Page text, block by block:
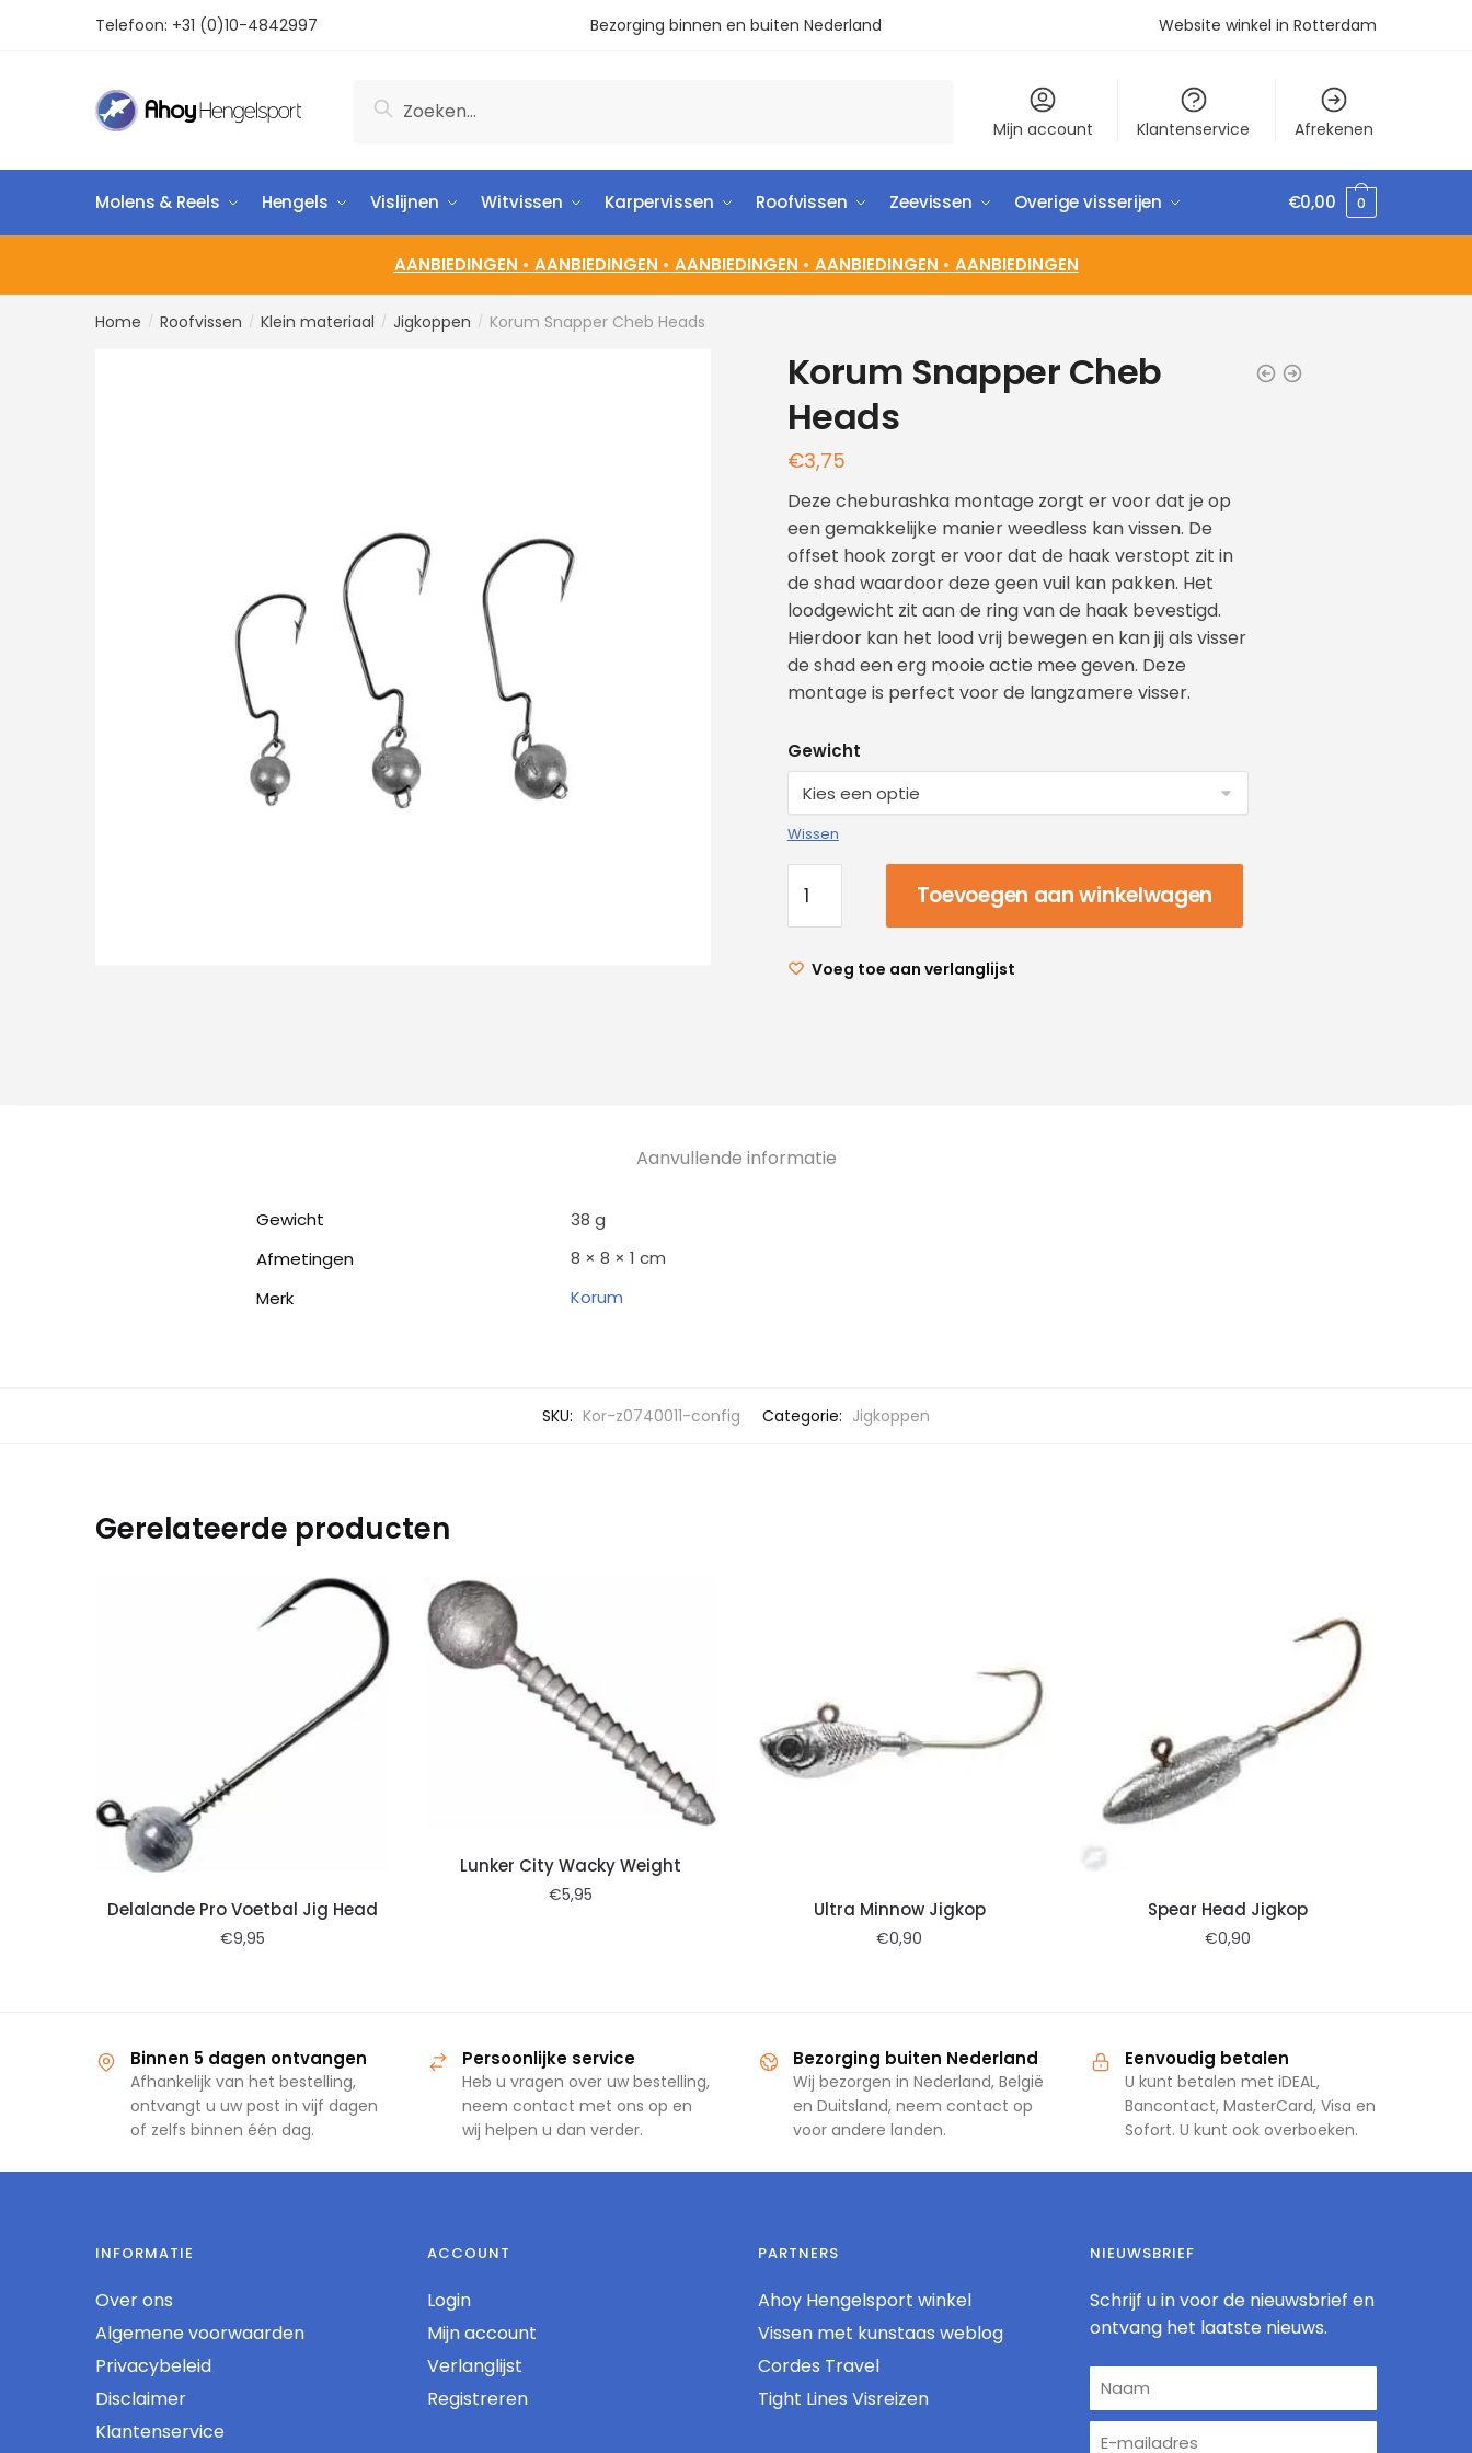
Telefoon: +31 (0)10-4842997 Bezorging binnen en buiten Nederland Website winkel in Rotterdam
Zoeken
Mijn account Klantenservice Afrekenen
Molens & Reels Hengels Vislijnen Witvissen Karpervissen Roofvissen Zeevissen Overige visserijen €0,00 0
AANBIEDINGEN • AANBIEDINGEN • AANBIEDINGEN • AANBIEDINGEN • AANBIEDINGEN
Home / Roofvissen / Klein materiaal / Jigkoppen / Korum Snapper Cheb Heads
Korum Snapper Cheb
Heads
€3,75
Deze cheburashka montage zorgt er voor dat je op
een gemakkelijke manier weedless kan vissen. De
offset hook zorgt er voor dat de haak verstopt zit in
de shad waardoor deze geen vuil kan pakken. Het
loodgewicht zit aan de ring van de haak bevestigd.
Hierdoor kan het lood vrij bewegen en kan jij als visser
de shad een erg mooie actie mee geven. Deze
montage is perfect voor de langzamere visser.
Gewicht
Wissen
Toevoegen aan winkelwagen
Voeg toe aan verlanglijst
Aanvullende informatie
Gewicht
38 g
Afmetingen
8 × 8 × 1 cm
Merk
Korum
SKU: Kor-z0740011-config Categorie: Jigkoppen
Gerelateerde producten
Delalande Pro Voetbal Jig Head
€9,95
Lunker City Wacky Weight
€5,95
Ultra Minnow Jigkop
€0,90
Spear Head Jigkop
€0,90
Binnen 5 dagen ontvangen
Afhankelijk van het bestelling,
ontvangt u uw post in vijf dagen
of zelfs binnen één dag.
Persoonlijke service
Heb u vragen over uw bestelling,
neem contact met ons op en
wij helpen u dan verder.
Bezorging buiten Nederland
Wij bezorgen in Nederland, België
en Duitsland, neem contact op
voor andere landen.
Eenvoudig betalen
U kunt betalen met iDEAL,
Bancontact, MasterCard, Visa en
Sofort. U kunt ook overboeken.
INFORMATIE
Over ons
Algemene voorwaarden
Privacybeleid
Disclaimer
Klantenservice
ACCOUNT
Login
Mijn account
Verlanglijst
Registreren
PARTNERS
Ahoy Hengelsport winkel
Vissen met kunstaas weblog
Cordes Travel
Tight Lines Visreizen
NIEUWSBRIEF
Schrijf u in voor de nieuwsbrief en
ontvang het laatste nieuws.